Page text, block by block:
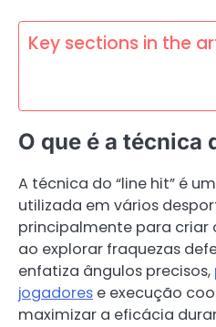
Key sections in the
O que é a técnica
A técnica do “line hit” é
utilizada em vários
principalmente para criar
ao explorar fraquezas
enfatiza ângulos precisos,
jogadores e execução
maximizar a eficácia